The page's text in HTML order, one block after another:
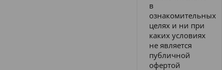
в
ознакомительных
целях и ни при
каких условиях
не является
публичной
офертой